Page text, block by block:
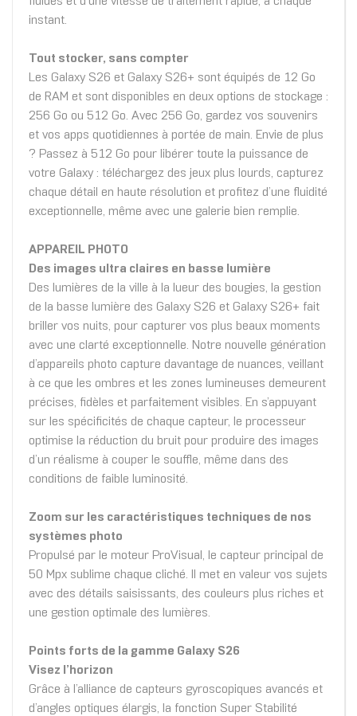
instant.
Tout stocker, sans compter
Les Galaxy S26 et Galaxy S26+ sont équipés de 12 Go
de RAM et sont disponibles en deux options de stockage :
256 Go ou 512 Go. Avec 256 Go, gardez vos souvenirs
et vos apps quotidiennes à portée de main. Envie de plus
? Passez à 512 Go pour libérer toute la puissance de
votre Galaxy : téléchargez des jeux plus lourds, capturez
chaque détail en haute résolution et profitez d’une fluidité
exceptionnelle, même avec une galerie bien remplie.
APPAREIL PHOTO
Des images ultra claires en basse lumière
Des lumières de la ville à la lueur des bougies, la gestion
de la basse lumière des Galaxy S26 et Galaxy S26+ fait
briller vos nuits, pour capturer vos plus beaux moments
avec une clarté exceptionnelle. Notre nouvelle génération
d’appareils photo capture davantage de nuances, veillant
à ce que les ombres et les zones lumineuses demeurent
précises, fidèles et parfaitement visibles. En s’appuyant
sur les spécificités de chaque capteur, le processeur
optimise la réduction du bruit pour produire des images
d’un réalisme à couper le souffle, même dans des
conditions de faible luminosité.
Zoom sur les caractéristiques techniques de nos
systèmes photo
Propulsé par le moteur ProVisual, le capteur principal de
50 Mpx sublime chaque cliché. Il met en valeur vos sujets
avec des détails saisissants, des couleurs plus riches et
une gestion optimale des lumières.
Points forts de la gamme Galaxy S26
Visez l’horizon
Grâce à l’alliance de capteurs gyroscopiques avancés et
d’angles optiques élargis, la fonction Super Stabilité